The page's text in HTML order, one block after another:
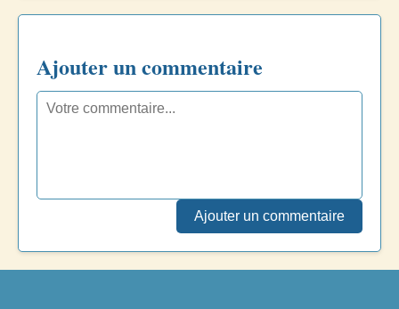
Ajouter un commentaire
Ajouter un commentaire